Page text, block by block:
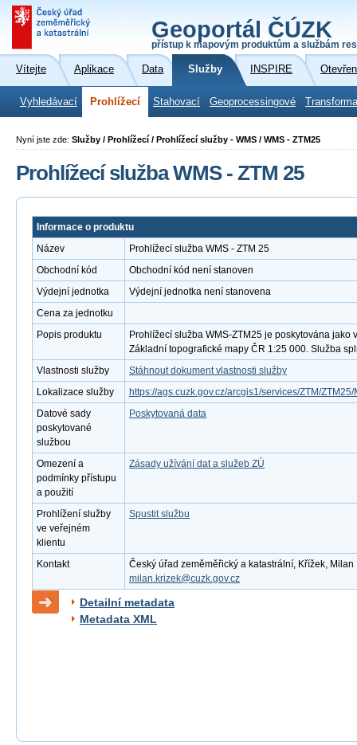
Geoportál ČÚZK
přístup k mapovým produktům a službám
Vítejte Aplikace Data Služby INSPIRE
Vyhledávací Prohlížecí Stahovací Geoprocessingové
Nyní jste zde: Služby / Prohlížecí / Prohlížecí služby - WMS / WMS - ZTM25
Prohlížecí služba WMS - ZTM 25
Informace o produktu
Název
Prohlížecí služba WMS - ZTM 25
Obchodní kód
Obchodní kód není stanoven
Výdejní jednotka
Výdejní jednotka není stanovena
Cena za jednotku
Popis produktu
Prohlížecí služba WMS-ZTM25 je poskytována
Základní topografické mapy ČR 1:25 000. Služba
Vlastnosti služby
Stáhnout dokument vlastnosti služby
Lokalizace služby
https://ags.cuzk.gov.cz/arcgis1/services/ZTM/
Datové sady
poskytované
službou
Poskytovaná data
Omezení a
podmínky přístupu
a použití
Zásady užívání dat a služeb ZÚ
Prohlížení služby
ve veřejném
klientu
Spustit službu
Kontakt
Český úřad zeměměřický a katastrální, Křížek,
milan.krizek@cuzk.gov.cz
Detailní metadata
Metadata XML